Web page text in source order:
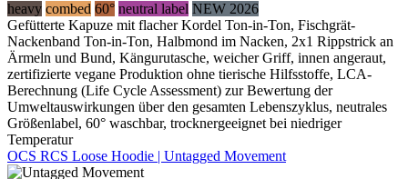
heavy combed 60° neutral label NEW 2026
Gefütterte Kapuze mit flacher Kordel Ton-in-Ton, Fischgrät-
Nackenband Ton-in-Ton, Halbmond im Nacken, 2x1 Rippstrick an
Ärmeln und Bund, Kängurutasche, weicher Griff, innen angeraut,
zertifizierte vegane Produktion ohne tierische Hilfsstoffe, LCA-
Berechnung (Life Cycle Assessment) zur Bewertung der
Umweltauswirkungen über den gesamten Lebenszyklus, neutrales
Größenlabel, 60° waschbar, trocknergeeignet bei niedriger
Temperatur
OCS RCS Loose Hoodie | Untagged Movement